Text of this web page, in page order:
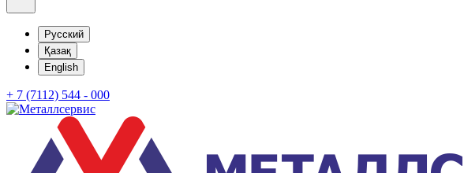
Русский
Қазақ
English
+ 7 (7112) 544 - 000